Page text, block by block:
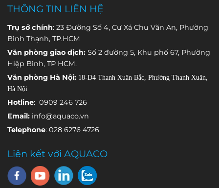
THÔNG TIN LIÊN HỆ
Trụ sở chính: 23 Đường Số 4, Cư Xá Chu Văn An, Phường
Bình Thạnh, TP.HCM
Văn phòng giao dịch: Số 2 đường 5, Khu phố 67, Phường
Hiệp Bình, TP HCM.
Văn phòng Hà Nội: 18-D4 Thanh Xuân Bắc, Phường Thanh Xuân,
Hà Nội
Hotline: 0909 246 726
Email: info@aquaco.vn
Telephone: 028 6276 4726
Liên kết với AQUACO